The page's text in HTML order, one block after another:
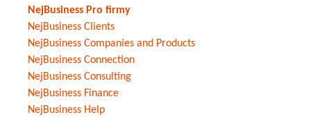
NejBusiness Pro firmy
NejBusiness Clients
NejBusiness Companies and Products
NejBusiness Connection
NejBusiness Consulting
NejBusiness Finance
NejBusiness Help